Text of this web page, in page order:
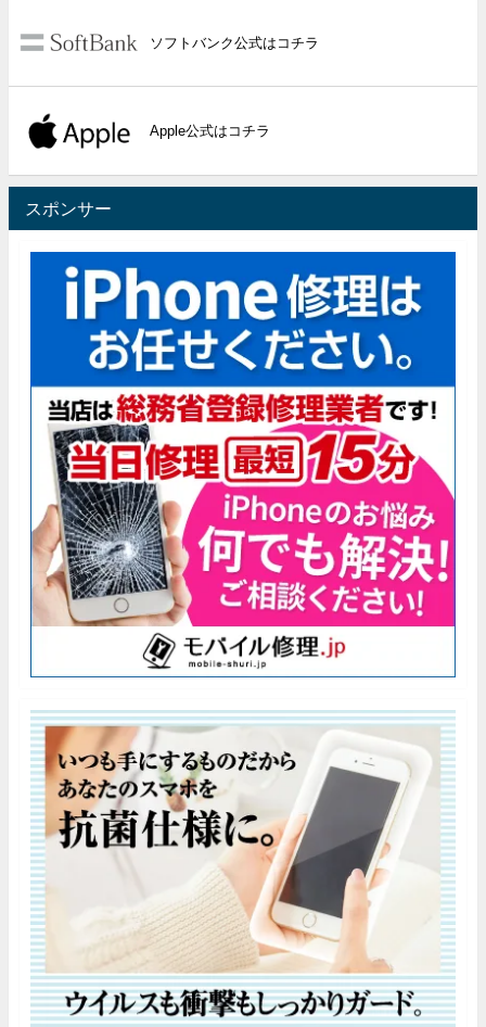
ソフトバンク公式はコチラ
Apple公式はコチラ
スポンサー